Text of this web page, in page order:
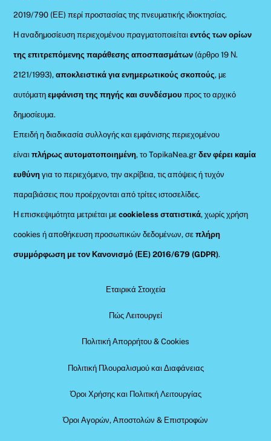
2019/790 (ΕΕ) περί προστασίας της πνευματικής ιδιοκτησίας.
Η αναδημοσίευση περιεχομένου πραγματοποιείταιεντός των ορίων
της επιτρεπόμενης παράθεσης αποσπασμάτων (άρθρο 19 Ν.
2121/1993), αποκλειστικά για ενημερωτικούς σκοπούς, με
αυτόματηεμφάνιση της πηγής και συνδέσμου προς το αρχικό
δημοσίευμα.
Επειδή η διαδικασία συλλογής και εμφάνισης περιεχομένου
είναιπλήρως αυτοματοποιημένη, το TopikaNea.grδεν φέρει καμία
ευθύνη για το περιεχόμενο, την ακρίβεια, τις απόψεις ή τυχόν
παραβιάσεις που προέρχονται από τρίτες ιστοσελίδες.
Η επισκεψιμότητα μετριέται μεcookieless στατιστικά, χωρίς χρήση
cookies ή αποθήκευση προσωπικών δεδομένων, σεπλήρη
συμμόρφωση με τον Κανονισμό (ΕΕ) 2016/679 (GDPR).
Εταιρικά Στοιχεία
Πώς Λειτουργεί
Πολιτική Απορρήτου & Cookies
Πολιτική Πλουραλισμού και Διαφάνειας
Όροι Χρήσης και Πολιτική Λειτουργίας
Όροι Αγορών, Αποστολών & Επιστροφών